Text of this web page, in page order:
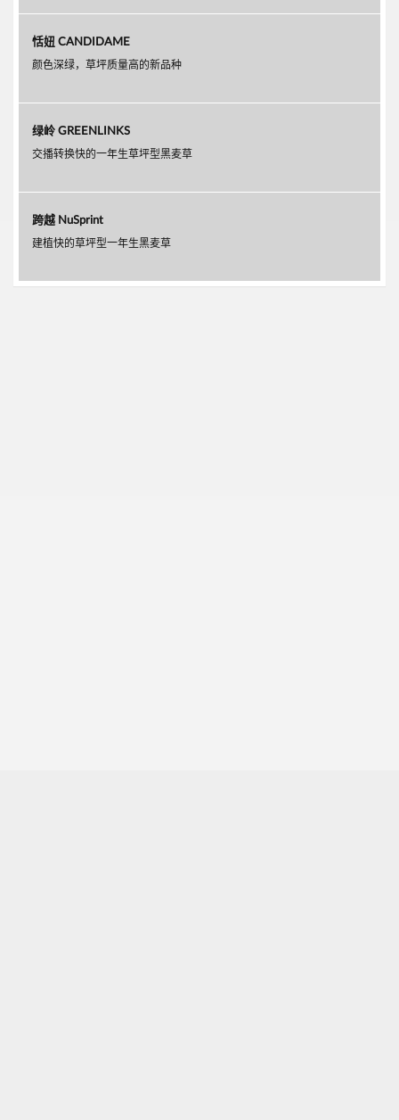
恬妞 CANDIDAME
颜色深绿，草坪质量高的新品种
绿岭 GREENLINKS
交播转换快的一年生草坪型黑麦草
跨越 NuSprint
建植快的草坪型一年生黑麦草